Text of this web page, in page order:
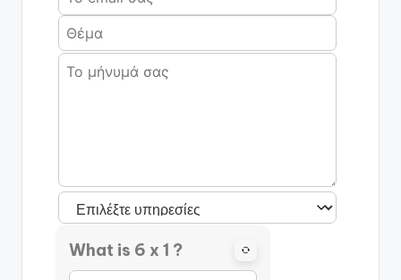
What is 6 x 1 ?